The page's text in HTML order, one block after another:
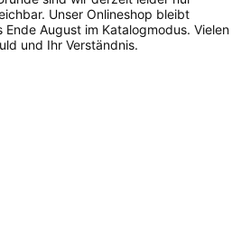
Unser Onlineshop bleibt
August im Katalogmodus. Vielen
und Ihr Verständnis.